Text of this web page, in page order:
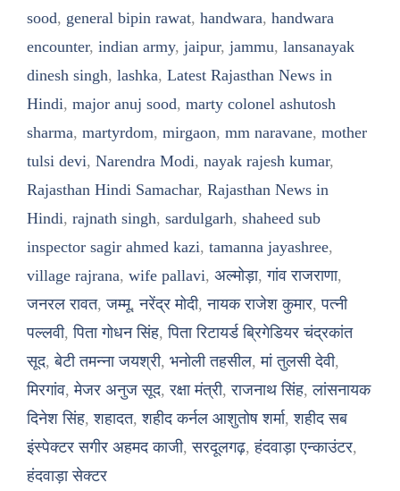
sood, general bipin rawat, handwara, handwara
encounter, indian army, jaipur, jammu, lansanayak
dinesh singh, lashka, Latest Rajasthan News in
Hindi, major anuj sood, marty colonel ashutosh
sharma, martyrdom, mirgaon, mm naravane, mother
tulsi devi, Narendra Modi, nayak rajesh kumar,
Rajasthan Hindi Samachar, Rajasthan News in
Hindi, rajnath singh, sardulgarh, shaheed sub
inspector sagir ahmed kazi, tamanna jayashree,
village rajrana, wife pallavi, अल्मोड़ा,गांव राजराणा,
जनरल रावत,जम्मू,नरेंद्र मोदी,नायक राजेश कुमार,पत्नी
पल्लवी,पिता गोधन सिंह,पिता रिटायर्ड ब्रिगेडियर चंद्रकांत
सूद,बेटी तमन्ना जयश्री, भनोली तहसील,मां तुलसी देवी,
मिरगांव,मेजर अनुज सूद,रक्षा मंत्री,राजनाथ सिंह,लांसनायक
दिनेश सिंह,शहादत,शहीद कर्नल आशुतोष शर्मा,शहीद सब
इंस्पेक्टर सगीर अहमद काजी,सरदूलगढ़,हंदवाड़ा एन्काउंटर,
हंदवाड़ा सेक्टर